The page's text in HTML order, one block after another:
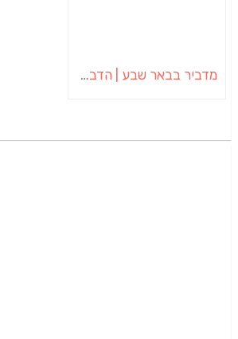
מדביר בבאר שבע | הדברה בבאר שבע | יוגב הדברות